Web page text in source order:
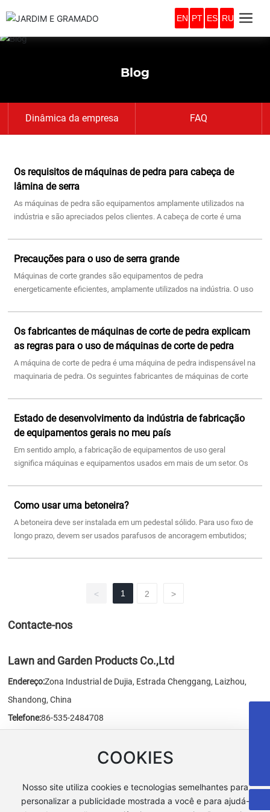
EN PT ES RU
Blog
Dinâmica da empresa FAQ
Os requisitos de máquinas de pedra para cabeça de
lâmina de serra
As máquinas de pedra são equipamentos amplamente utilizados na
indústria e são apreciados pelos clientes. A cabeça de corte é uma
Precauções para o uso de serra grande
Máquinas de corte grandes são equipamentos de pedra
energeticamente eficientes, amplamente utilizados na indústria. O uso
Os fabricantes de máquinas de corte de pedra explicam
as regras para o uso de máquinas de corte de pedra
A máquina de corte de pedra é uma máquina de pedra indispensável na
maquinaria de pedra. Os seguintes fabricantes de máquinas de corte
Estado de desenvolvimento da indústria de fabricação
de equipamentos gerais no meu país
Em sentido amplo, a fabricação de equipamentos de uso geral
significa máquinas e equipamentos usados em mais de um setor. Os
processamento básico, elevação e transporte, tratamento térmico etc.
forjadas em aço e componentes básicos como rolamentos,
engrenagens, fixadores e vedações.
Como usar uma betoneira?
A betoneira deve ser instalada em um pedestal sólido. Para uso fixo de
longo prazo, devem ser usados parafusos de ancoragem embutidos;
< 1 2 >
Contacte-nos
Lawn and Garden Products Co.,Ltd
Endereço:Zona Industrial de Dujia, Estrada Chenggang, Laizhou,
Shandong, China
Telefone:86-535-2484708
sales@chn-honest.cn/honest@chn-honest.cn
COOKIES
Nosso site utiliza cookies e tecnologias semelhantes para
personalizar a publicidade mostrada a você e para ajudá-
18053515579